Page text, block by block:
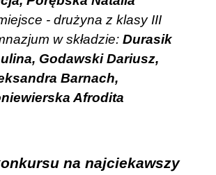
- drużyna z klasy III
w składzie:Durasik
Godawski Dariusz,
Barnach,
Afrodita
na najciekawszy